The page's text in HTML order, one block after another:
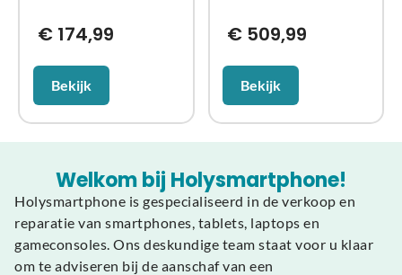
€174,99
Bekijk
€ 509,99
Bekijk
Welkom bij Holysmartphone!
Holysmartphone is gespecialiseerd in de verkoop en
reparatie van smartphones, tablets, laptops en
gameconsoles. Ons deskundige team staat voor u klaar
om te adviseren bij de aanschaf van een